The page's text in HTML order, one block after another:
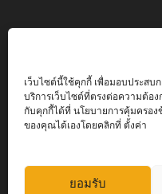
เว็บไซต์นี้ใช้คุกกี้ เพื่อมอบประส
บริการเว็บไซต์ที่ตรงต่อความต้อ
กับคุกกี้ได้ที่ นโยบายการคุ้มครอ
ของคุณได้เองโดยคลิกที่ ตั้งค่า
ยอมรับ
Today